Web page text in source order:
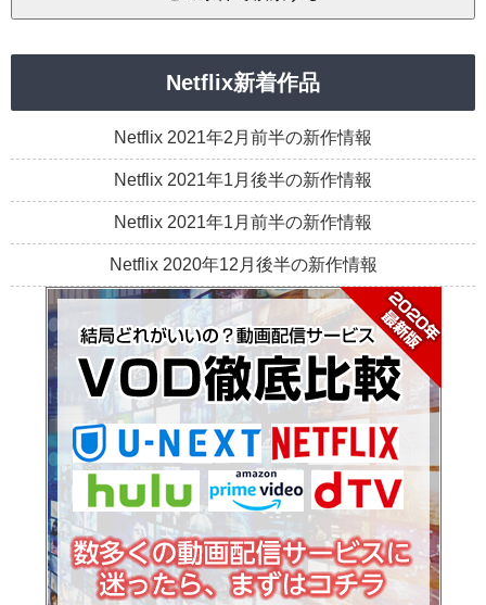
Netflix新着作品
Netflix 2021年2月前半の新作情報
Netflix 2021年1月後半の新作情報
Netflix 2021年1月前半の新作情報
Netflix 2020年12月後半の新作情報